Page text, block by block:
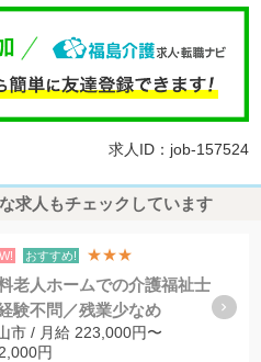
求人ID：job-157524
求人もチェックしています
おすすめ! ★★★
老人ホームでの介護福祉士
験不問／残業少なめ
市 / 月給 223,000円〜
円